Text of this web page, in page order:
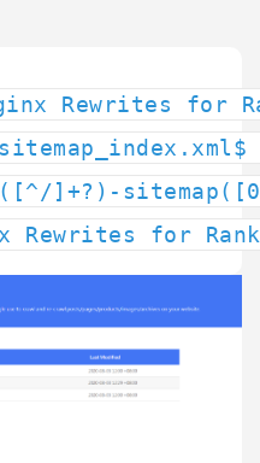
Rewrites for
]+?)-sitemap([0-
Rewrites for